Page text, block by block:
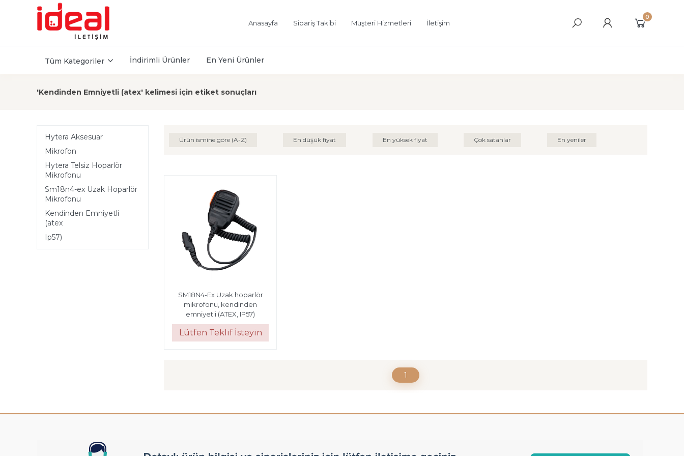
Anasayfa Sipariş Takibi Müşteri Hizmetleri İletişim
0
Tüm Kategoriler İndirimli Ürünler En Yeni Ürünler
'Kendinden Emniyetli (atex' kelimesi için etiket sonuçları
Hytera Aksesuar
Mikrofon
Hytera Telsiz Hoparlör
Mikrofonu
Sm18n4-ex Uzak Hoparlör
Mikrofonu
Kendinden Emniyetli
(atex
Ip57)
Ürün ismine göre (A-Z) En düşük fiyat En yüksek fiyat Çok satanlar En yeniler
SM18N4-Ex Uzak hoparlör
mikrofonu, kendinden
emniyetli (ATEX, IP57)
Lütfen Teklif İsteyin
1